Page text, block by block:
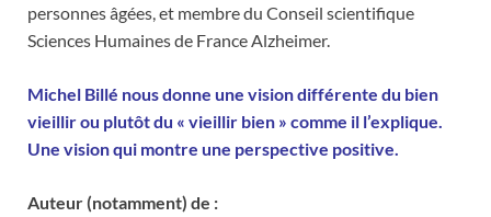
personnes âgées, et membre du Conseil scientifique
Sciences Humaines de France Alzheimer.
Michel Billé nous donne une vision différente du bien
vieillir ou plutôt du « vieillir bien » comme il l’explique.
Une vision qui montre une perspective positive.
Auteur (notamment) de :